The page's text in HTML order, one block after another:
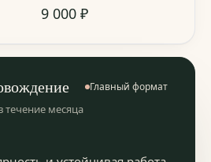
9 000 ₽
Главный формат
течение месяца